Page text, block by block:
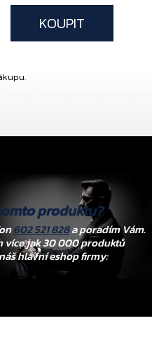
KOUPIT
produktu?
602 521 828a poradím Vám.
více jak 30 000 produktů
hlavní eshop firmy: